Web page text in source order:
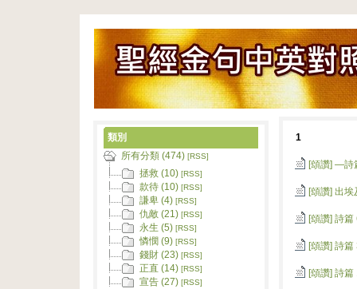
1
[頌讚] —詩
[頌讚] 出埃
[頌讚] 詩篇
[頌讚] 詩篇
[頌讚] 詩篇
類別
所有分類 (474) [RSS]
拯救 (10) [RSS]
款待 (10) [RSS]
謙卑 (4) [RSS]
仇敵 (21) [RSS]
永生 (5) [RSS]
憐憫 (9) [RSS]
錢財 (23) [RSS]
正直 (14) [RSS]
宣告 (27) [RSS]